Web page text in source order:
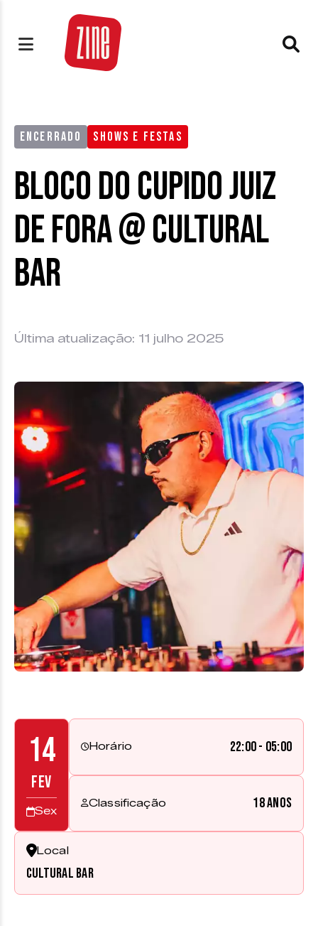
ENCERRADO SHOWS E FESTAS
Bloco do Cupido Juiz
de Fora @ Cultural
Bar
Última atualização: 11 julho 2025
14
FEV
Sex
Horário 22:00 - 05:00
Classificação 18 anos
Local
Cultural Bar